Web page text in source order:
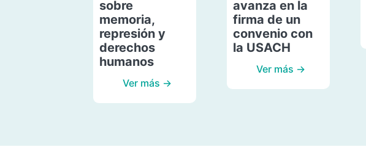
sobre
memoria,
represión y
derechos
humanos
Ver más →
avanza en la
firma de un
convenio con
la USACH
Ver más →